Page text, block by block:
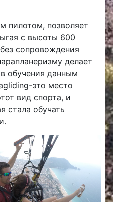
пилотом, позволяет
с высоты 600
сопровождения
делает
обучения данным
это место
вид спорта, и
стала обучать